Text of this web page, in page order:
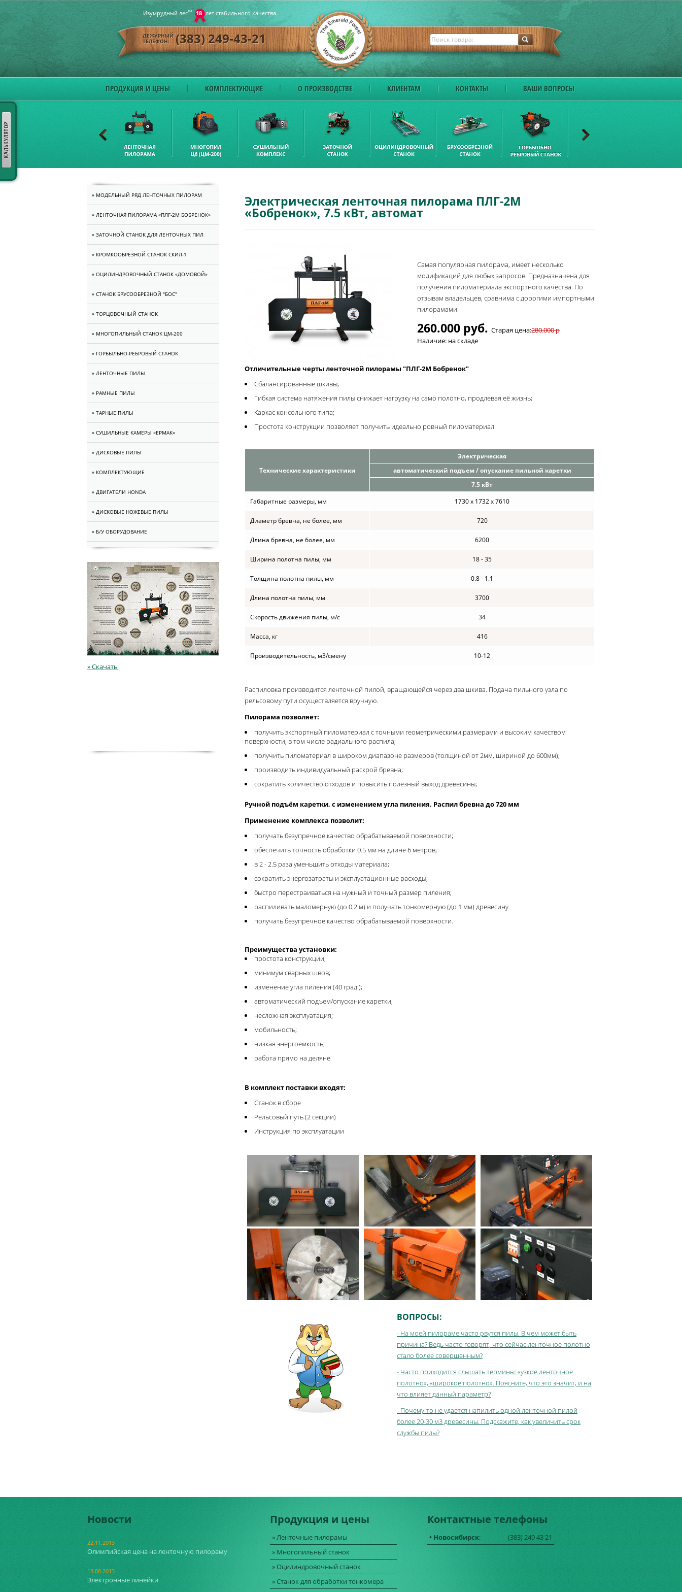
Изумрудный лесТМ 18 лет стабильного качества.
ДЕЖУРНЫЙ
ТЕЛЕФОН: (383) 249-43-21
ПРОДУКЦИЯ И ЦЕНЫ КОМПЛЕКТУЮЩИЕ О ПРОИЗВОДСТВЕ КЛИЕНТАМ КОНТАКТЫ ВАШИ ВОПРОСЫ
» МОДЕЛЬНЫЙ РЯД ЛЕНТОЧНЫХ ПИЛОРАМ
» ЛЕНТОЧНАЯ ПИЛОРАМА «ПЛГ-2M БОБРЕНОК»
» ЗАТОЧНОЙ СТАНОК ДЛЯ ЛЕНТОЧНЫХ ПИЛ
» КРОМКООБРЕЗНОЙ СТАНОК СКИЛ-1
» ОЦИЛИНДРОВОЧНЫЙ СТАНОК «ДОМОВОЙ»
» СТАНОК БРУСООБРЕЗНОЙ "БОС"
» ТОРЦОВОЧНЫЙ СТАНОК
» МНОГОПИЛЬНЫЙ СТАНОК ЦМ-200
» ГОРБЫЛЬНО-РЕБРОВЫЙ СТАНОК
» ЛЕНТОЧНЫЕ ПИЛЫ
» РАМНЫЕ ПИЛЫ
» ТАРНЫЕ ПИЛЫ
» CУШИЛЬНЫЕ КАМЕРЫ «ЕРМАК»
» ДИСКОВЫЕ ПИЛЫ
» КОМПЛЕКТУЮЩИЕ
» ДВИГАТЕЛИ HONDA
» ДИСКОВЫЕ НОЖЕВЫЕ ПИЛЫ
» Б/У ОБОРУДОВАНИЕ
» Скачать
Электрическая ленточная пилорама ПЛГ-2М
«Бобренок», 7.5 кВт, автомат
Самая популярная пилорама, имеет несколько
модификаций для любых запросов. Предназначена для
получения пиломатериала экспортного качества. По
отзывам владельцев, сравнима с дорогими импортными
пилорамами.
260.000 руб. Старая цена:280.000 р
Наличие: на складе
Отличительные черты ленточной пилорамы "ПЛГ-2М Бобренок"
Сбалансированные шкивы;
Гибкая система натяжения пилы снижает нагрузку на само полотно, продлевая её жизнь;
Каркас консольного типа;
Простота конструкции позволяет получить идеально ровный пиломатериал.
Технические характеристики
Электрическая
автоматический подъем / опускание пильной каретки
7.5 кВт
Габаритные размеры, мм
1730 х 1732 х 7610
Диаметр бревна, не более, мм 720
Длина бревна, не более, мм 6200
Ширина полотна пилы, мм 18 - 35
Толщина полотна пилы, мм 0.8 - 1.1
Длина полотна пилы, мм 3700
Скорость движения пилы, м/с 34
Масса, кг 416
Производительность, м3/смену 10-12
Распиловка производится ленточной пилой, вращающейся через два шкива. Подача пильного узла по
рельсовому пути осуществляется вручную.
Пилорама позволяет:
получить экспортный пиломатериал с точными геометрическими размерами и высоким качеством
поверхности, в том числе радиального распила;
получить пиломатериал в широком диапазоне размеров (толщиной от 2мм, шириной до 600мм);
производить индивидуальный раскрой бревна;
сократить количество отходов и повысить полезный выход древесины;
Ручной подъём каретки, с изменением угла пиления. Распил бревна до 720 мм
Применение комплекса позволит:
получать безупречное качество обрабатываемой поверхности;
обеспечить точность обработки 0.5 мм на длине 6 метров;
в 2 - 2.5 раза уменьшить отходы материала;
сократить энергозатраты и эксплуатационные расходы;
быстро перестраиваться на нужный и точный размер пиления;
распиливать маломерную (до 0.2 м) и получать тонкомерную (до 1 мм) древесину.
получать безупречное качество обрабатываемой поверхности.
Преимущества установки:
простота конструкции;
минимум сварных швов;
изменение угла пиления (40 град.);
автоматический подъем/опускание каретки;
несложная эксплуатация;
мобильность;
низкая энергоемкость;
работа прямо на деляне
В комплект поставки входят:
Станок в сборе
Рельсовый путь (2 секции)
Инструкция по эксплуатации
ВОПРОСЫ:
- На моей пилораме часто рвутся пилы. В чем может быть
причина? Ведь часто говорят, что сейчас ленточное полотно
стало более совершенным?
- Часто приходится слышать термины: «узкое ленточное
полотно», «широкое полотно». Поясните, что это значит, и на
что влияет данный параметр?
- Почему-то не удается напилить одной ленточной пилой
более 20-30 м3 древесины. Подскажите, как увеличить срок
службы пилы?
Новости
22.11.2013
Олимпийская цена на ленточную пилораму
13.08.2013
Электронные линейки
Продукция и цены
» Ленточные пилорамы
» Многопильный станок
» Оцилиндровочный станок
» Станок для обработки тонкомера
Контактные телефоны
• Новосибирск: (383) 249 43 21